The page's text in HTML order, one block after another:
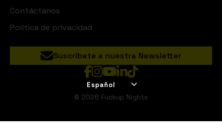
Contáctanos
Política de privacidad
Suscríbete a nuestra Newsletter
Español
© 2026 Fuckup Nights